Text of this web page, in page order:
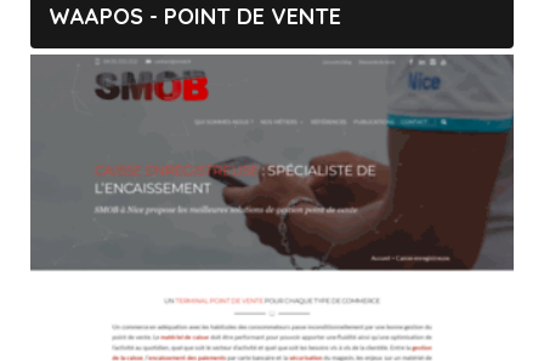
WAAPOS - POINT DE VENTE